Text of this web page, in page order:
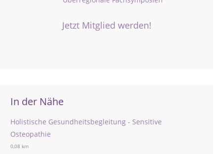
Jetzt Mitglied werden!
In der Nähe
Holistische Gesundheitsbegleitung - Sensitive
Osteopathie
0,08 km